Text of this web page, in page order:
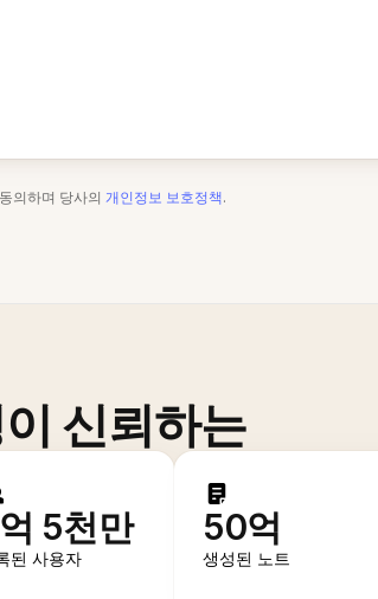
의하며 당사의 개인정보 보호정책.
신뢰하는
5천만
된 사용자
50억
생성된 노트